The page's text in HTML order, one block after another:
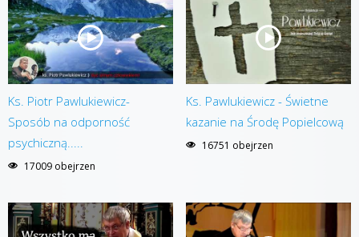
Ks. Piotr Pawlukiewicz-
Sposób na odporność
psychiczną.....
17009 obejrzen
Ks. Pawlukiewicz - Świetne
kazanie na Środę Popielcową
16751 obejrzen